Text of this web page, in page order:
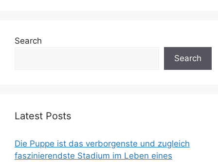
Search
Search
Latest Posts
Die Puppe ist das verborgenste und zugleich
faszinierendste Stadium im Leben eines